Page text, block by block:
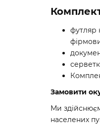
футляр
Замовити
Ми
населених